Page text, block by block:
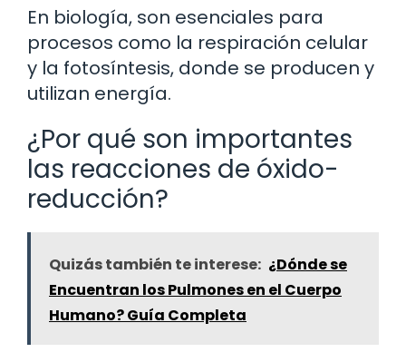
En biología, son esenciales para
procesos como la respiración celular
y la fotosíntesis, donde se producen y
utilizan energía.
¿Por qué son importantes
las reacciones de óxido-
reducción?
Quizás también te interese: ¿Dónde se
Encuentran los Pulmones en el Cuerpo
Humano? Guía Completa